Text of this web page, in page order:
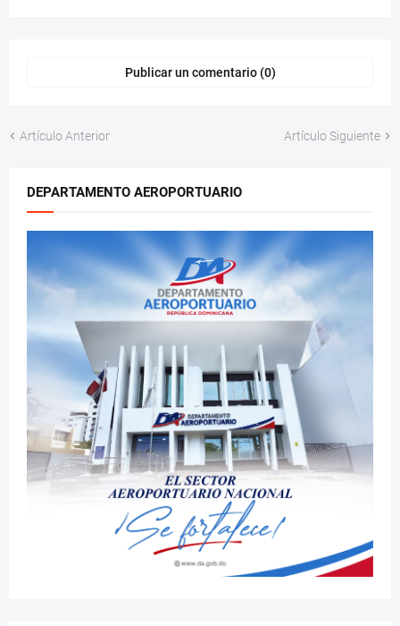
Publicar un comentario (0)
Artículo Anterior Artículo Siguiente
DEPARTAMENTO AEROPORTUARIO